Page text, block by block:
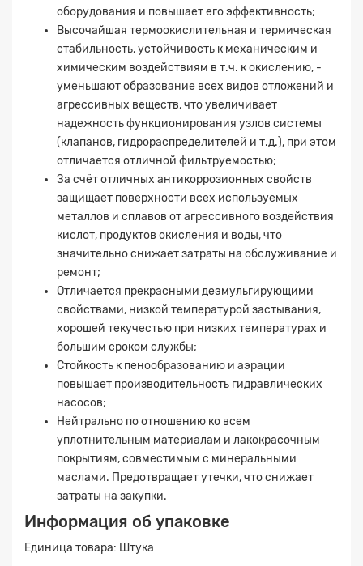
оборудования и повышает его эффективность;
Высочайшая термоокислительная и термическая
стабильность, устойчивость к механическим и
химическим воздействиям в т.ч. к окислению, -
уменьшают образование всех видов отложений и
агрессивных веществ, что увеличивает
надежность функционирования узлов системы
(клапанов, гидрораспределителей и т.д.), при этом
отличается отличной фильтруемостью;
За счёт отличных антикоррозионных свойств
защищает поверхности всех используемых
металлов и сплавов от агрессивного воздействия
кислот, продуктов окисления и воды, что
значительно снижает затраты на обслуживание и
ремонт;
Отличается прекрасными деэмульгирующими
свойствами, низкой температурой застывания,
хорошей текучестью при низких температурах и
большим сроком службы;
Стойкость к пенообразованию и аэрации
повышает производительность гидравлических
насосов;
Нейтрально по отношению ко всем
уплотнительным материалам и лакокрасочным
покрытиям, совместимым с минеральными
маслами. Предотвращает утечки, что снижает
затраты на закупки.
Информация об упаковке
Единица товара: Штука
Прикрепите
файл